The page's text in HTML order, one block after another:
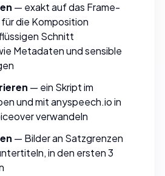
— exakt auf das Frame-
für die Komposition
Schnitt
Metadatenundsensible
— ein Skript im
und mitanyspeech.ioin
verwandeln
— Bilder an Satzgrenzen
in den ersten 3